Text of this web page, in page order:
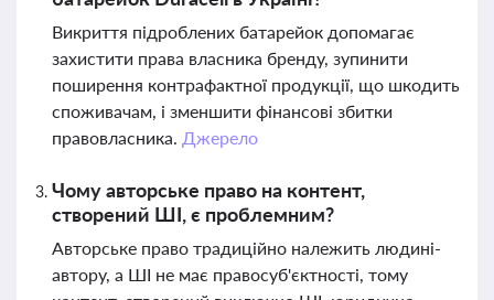
Викриття підроблених батарейок допомагає
захистити права власника бренду, зупинити
поширення контрафактної продукції, що шкодить
споживачам, і зменшити фінансові збитки
правовласника. Джерело
Чому авторське право на контент,
створений ШІ, є проблемним?
Авторське право традиційно належить людині-
автору, а ШІ не має правосуб'єктності, тому